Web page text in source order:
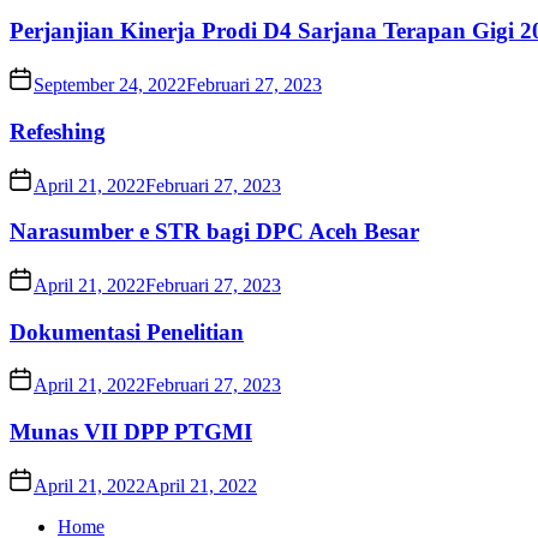
Perjanjian Kinerja Prodi D4 Sarjana Terapan Gigi
September 24, 2022Februari 27, 2023
Refeshing
April 21, 2022Februari 27, 2023
Narasumber e STR bagi DPC Aceh Besar
April 21, 2022Februari 27, 2023
Dokumentasi Penelitian
April 21, 2022Februari 27, 2023
Munas VII DPP PTGMI
April 21, 2022April 21, 2022
Home